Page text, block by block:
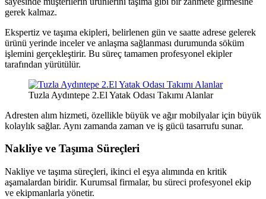
gerek kalmaz.
Ekspertiz ve taşıma ekipleri, belirlenen gün ve saatte adrese gelerek
ürünü yerinde inceler ve anlaşma sağlanması durumunda söküm
işlemini gerçekleştirir. Bu süreç tamamen profesyonel ekipler
tarafından yürütülür.
Tuzla Aydıntepe 2.El Yatak Odası Takımı Alanlar
Adresten alım hizmeti, özellikle büyük ve ağır mobilyalar için büyük
kolaylık sağlar. Aynı zamanda zaman ve iş gücü tasarrufu sunar.
Nakliye ve Taşıma Süreçleri
Nakliye ve taşıma süreçleri, ikinci el eşya alımında en kritik
aşamalardan biridir. Kurumsal firmalar, bu süreci profesyonel ekip
ve ekipmanlarla yönetir.